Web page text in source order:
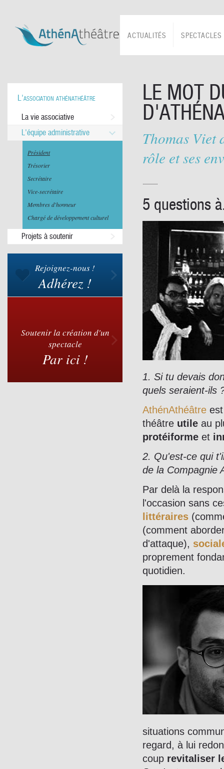
SPECTACLES
ACTUALITÉS
L'association athénathéâtre
La vie associative
L'équipe administrative
Président
Trésorier
Secrétaire
Vice-secrétaire
Membres d'honneur
Chargé de développement culturel
Projets à soutenir
Rejoignez-nous !
Adhérez !
Soutenir la création d'un
spectacle
Par ici !
LE MOT
Thomas Viet
rôle et ses
5 questions
1. Si tu devais
quels seraient-ils
AthénAthéâtre
théâtre utile au
protéiforme et
2. Qu'est-ce qui
de la Compagnie
Par delà la
l'occasion sans
littéraires
(comment
d'attaque),
proprement
quotidien.
situations
regard, à lui
coup revitaliser